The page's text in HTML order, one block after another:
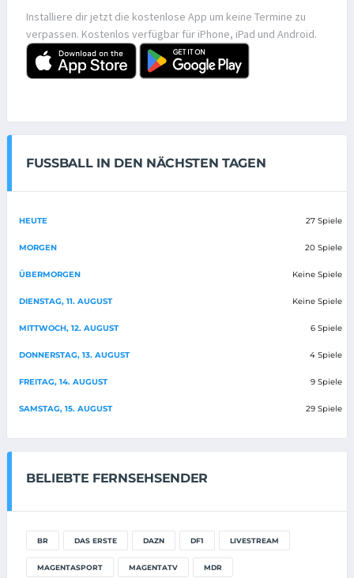
Installiere dir jetzt die kostenlose App um keine Termine zu
verpassen. Kostenlos verfügbar für iPhone, iPad und Android.
FUSSBALL IN DEN NÄCHSTEN TAGEN
HEUTE 27 Spiele
MORGEN 20 Spiele
ÜBERMORGEN Keine Spiele
DIENSTAG, 11. AUGUST Keine Spiele
MITTWOCH, 12. AUGUST 6 Spiele
DONNERSTAG, 13. AUGUST 4 Spiele
FREITAG, 14. AUGUST 9 Spiele
SAMSTAG, 15. AUGUST 29 Spiele
BELIEBTE FERNSEHSENDER
BR DAS ERSTE DAZN DF1 LIVESTREAM
MAGENTASPORT MAGENTATV MDR